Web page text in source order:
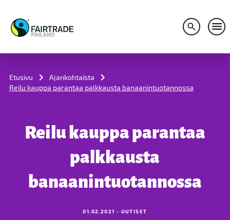
Avaa
Etusivu
Ajankohtaista
Reilu kauppa parantaa palkkausta banaanintuotannossa
Reilu kauppa parantaa
palkkausta
banaanintuotannossa
01.02.2021 - UUTISET